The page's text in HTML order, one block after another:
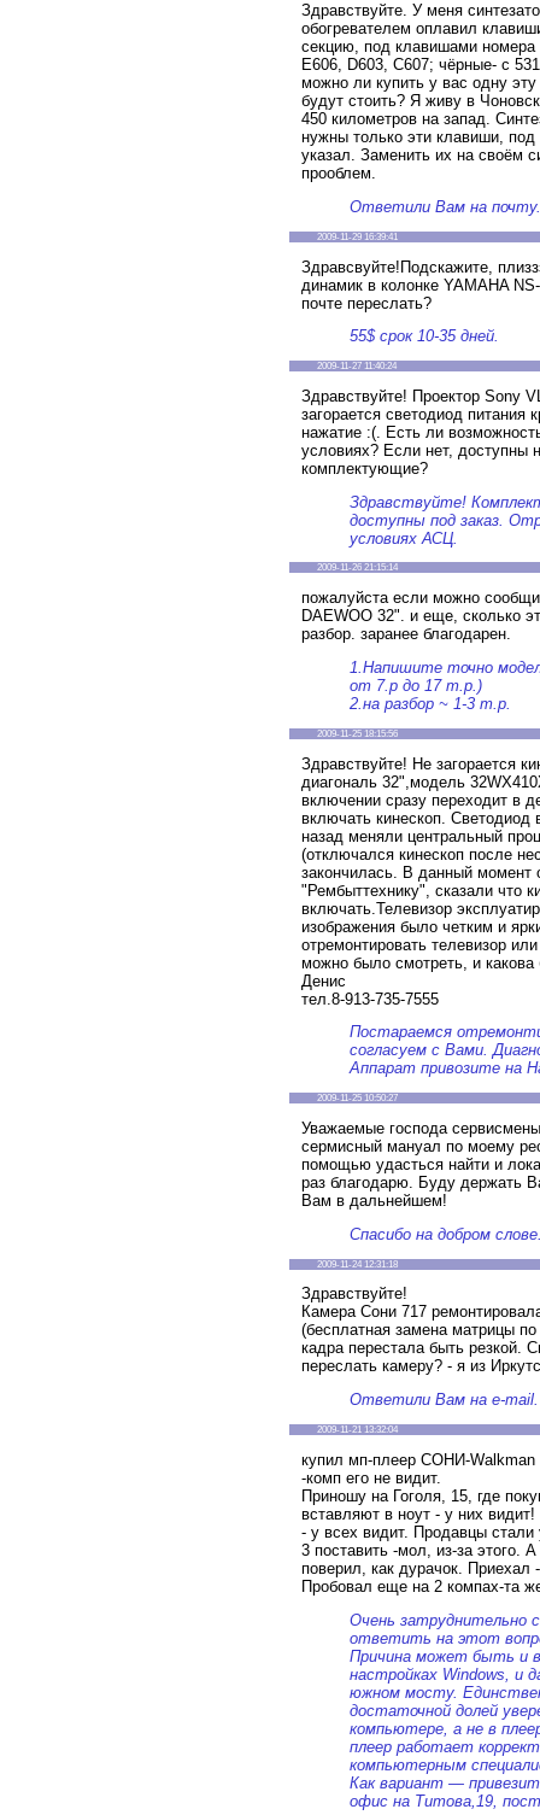
Здравствуйте. У меня
обогревателем оплавил
секцию, под клавишами
E606, D603, C607; чёрные- с
можно ли купить у вас одну
будут стоить? Я живу в
450 километров на запад.
нужны только эти клавиши,
указал. Заменить их на своём
прооблем.
Ответили Вам на почту.
2009-11-29 16:39:41
Здравсвуйте!Подскажите,
динамик в колонке YAMAHA
почте переслать?
55$ срок 10-35 дней.
2009-11-27 11:40:24
Здравствуйте! Проектор Sony
загорается светодиод питания
нажатие :(. Есть ли
условиях? Если нет, доступны
комплектующие?
Здравствуйте!
доступны под заказ.
условиях АСЦ.
2009-11-26 21:15:14
пожалуйста если можно
DAEWOO 32". и еще, сколько
разбор. заранее благодарен.
1.Напишите точно
от 7.р до 17 т.р.)
2.на разбор ~ 1-3 т.р.
2009-11-25 18:15:56
Здравствуйте! Не загорается
диагональ 32",модель
включении сразу переходит в
включать кинескоп.
назад меняли центральный
(отключался кинескоп после
закончилась. В данный момент
"Рембыттехнику", сказали что
включать.Телевизор
изображения было четким и
отремонтировать телевизор
можно было смотреть, и какова
Денис
тел.8-913-735-7555
Постараемся
согласуем с Вами.
Аппарат привозите на
2009-11-25 10:50:27
Уважаемые господа
сермисный мануал по моему
помощью удасться найти и
раз благодарю. Буду держать
Вам в дальнейшем!
Спасибо на добром
2009-11-24 12:31:18
Здравствуйте!
Камера Сони 717
(бесплатная замена матрицы
кадра перестала быть резкой.
переслать камеру? - я из
Ответили Вам на e-mail.
2009-11-21 13:32:04
купил мп-плеер СОНИ-Walkman
-комп его не видит.
Приношу на Гоголя, 15, где
вставляют в ноут - у них
- у всех видит. Продавцы
3 поставить -мол, из-за этого.
поверил, как дурачок. Приехал
Пробовал еще на 2 компах-та
Очень затруднительно
ответить на этот
Причина может быть и
настройках Windows, и
южном мосту.
достаточной долей
компьютере, а не в
плеер работает
компьютерным
Как вариант —
офис на Титова,19,